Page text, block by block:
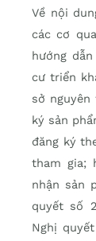
Về nội
các cơ
hướng
cư triển
sở
ký sản
đăng ký
tham gia;
nhận sản
quyết số
Nghị